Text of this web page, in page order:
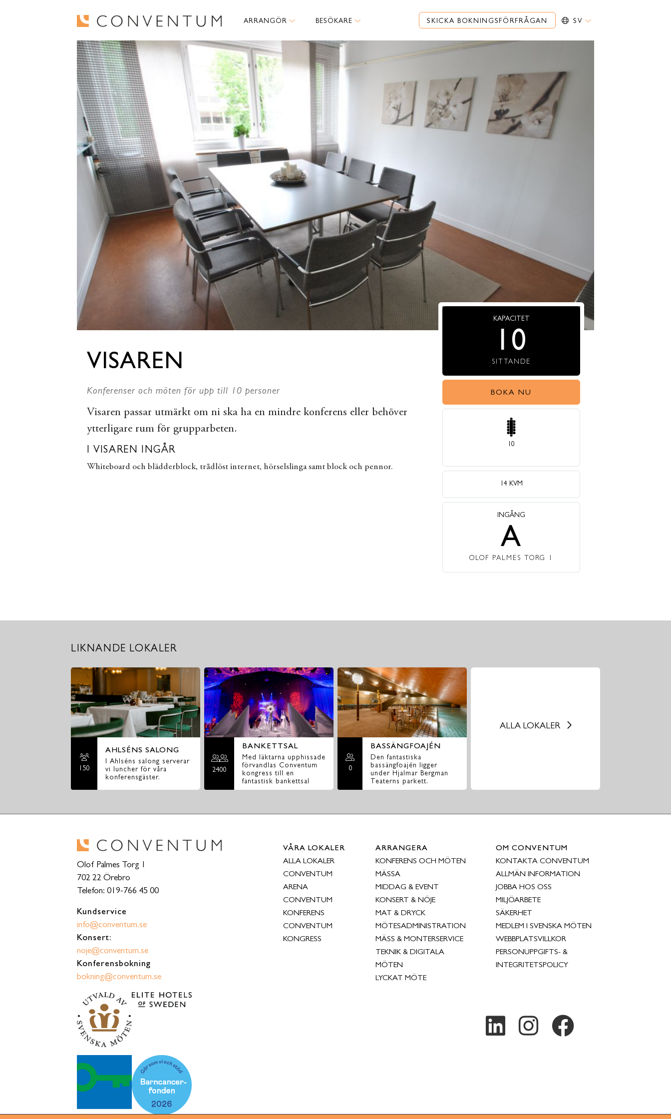
ARRANGÖR BESÖKARE SKICKA BOKNINGSFÖRFRÅGAN SV
VISAREN
Konferenser och möten för upp till 10 personer
Visaren passar utmärkt om ni ska ha en mindre konferens eller behöver
ytterligare rum för grupparbeten.
I VISAREN INGÅR
Whiteboard och blädderblock, trådlöst internet, hörselslinga samt block och pennor.
KAPACITET
10
SITTANDE
BOKA NU
10
14 KVM
INGÅNG
A
OLOF PALMES TORG 1
LIKNANDE LOKALER
150
AHLSÉNS SALONG
I Ahlséns salong serverar
vi luncher för våra
konferensgäster.
2400
BANKETTSAL
Med läktarna upphissade
förvandlas Conventum
kongress till en
fantastisk bankettsal
0
BASSÄNGFOAJÉN
Den fantastiska
bassängfoajén ligger
under Hjalmar Bergman
Teaterns parkett.
ALLA LOKALER
Olof Palmes Torg 1
702 22 Örebro
Telefon: 019-766 45 00
Kundservice
info@conventum.se
Konsert:
noje@conventum.se
Konferensbokning
bokning@conventum.se
VÅRA LOKALER
ALLA LOKALER
CONVENTUM
ARENA
CONVENTUM
KONFERENS
CONVENTUM
KONGRESS
ARRANGERA
KONFERENS OCH MÖTEN
MÄSSA
MIDDAG & EVENT
KONSERT & NÖJE
MAT & DRYCK
MÖTESADMINISTRATION
MÄSS & MONTERSERVICE
TEKNIK & DIGITALA
MÖTEN
LYCKAT MÖTE
OM CONVENTUM
KONTAKTA CONVENTUM
ALLMÄN INFORMATION
JOBBA HOS OSS
MILJÖARBETE
SÄKERHET
MEDLEM I SVENSKA MÖTEN
WEBBPLATSVILLKOR
PERSONUPPGIFTS- &
INTEGRITETSPOLICY